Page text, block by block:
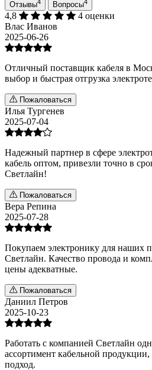
Отзывы4 Вопросы4
4,8
4 оценки
Влас Иванов
2025-06-26
Отличный поставщик кабеля в
выбор и быстрая отгрузка
Пожаловаться
Илья Тургенев
2025-07-04
Надежный партнер в сфере
кабель оптом, привезли точно в
Светлайн!
Пожаловаться
Вера Репина
2025-07-28
Покупаем электронику для наших
Светлайн. Качество провода и
цены адекватные.
Пожаловаться
Даниил Петров
2025-10-23
Работать с компанией Светлайн
ассортимент кабельной
подход.